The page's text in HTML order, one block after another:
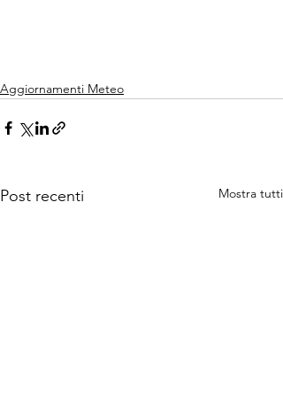
Aggiornamenti Meteo
Post recenti Mostra tutti